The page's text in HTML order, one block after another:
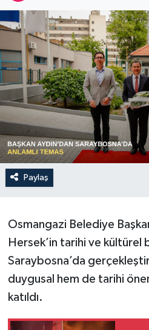
Paylaş
Osmangazi Belediye
Hersek’in tarihi ve kültürel
Saraybosna’da
duygusal hem de tarihi
katıldı.
Siyaset
Spor
Türkiye